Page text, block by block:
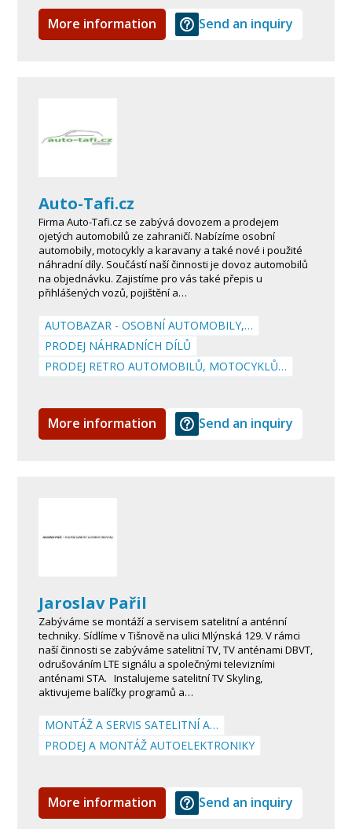
More information Send an inquiry
Auto-Tafi.cz
Firma Auto-Tafi.cz se zabývá dovozem a prodejem
ojetých automobilů ze zahraničí. Nabízíme osobní
automobily, motocykly a karavany a také nové i použité
náhradní díly. Součástí naší činnosti je dovoz automobilů
na objednávku. Zajistíme pro vás také přepis u
přihlášených vozů, pojištění a…
AUTOBAZAR - OSOBNÍ AUTOMOBILY,…
PRODEJ NÁHRADNÍCH DÍLŮ
PRODEJ RETRO AUTOMOBILŮ, MOTOCYKLŮ…
More information Send an inquiry
Jaroslav Pařil
Zabýváme se montáží a servisem satelitní a anténní
techniky. Sídlíme v Tišnově na ulici Mlýnská 129. V rámci
naší činnosti se zabýváme satelitní TV, TV anténami DBVT,
odrušováním LTE signálu a společnými televizními
anténami STA. Instalujeme satelitní TV Skyling,
aktivujeme balíčky programů a…
MONTÁŽ A SERVIS SATELITNÍ A…
PRODEJ A MONTÁŽ AUTOELEKTRONIKY
More information Send an inquiry